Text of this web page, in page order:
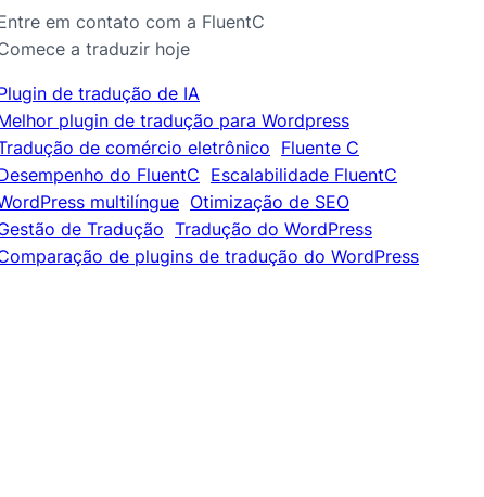
em contato com a FluentC
a traduzir hoje
de tradução de IA
plugin de tradução para Wordpress
de comércio eletrônico
Fluente C
do FluentC Escalabilidade FluentC
multilíngue Otimização de SEO
de Tradução Tradução do WordPress
de plugins de tradução do WordPress